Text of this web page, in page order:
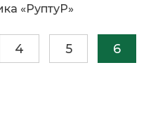
«РуптуР»
4 5 6